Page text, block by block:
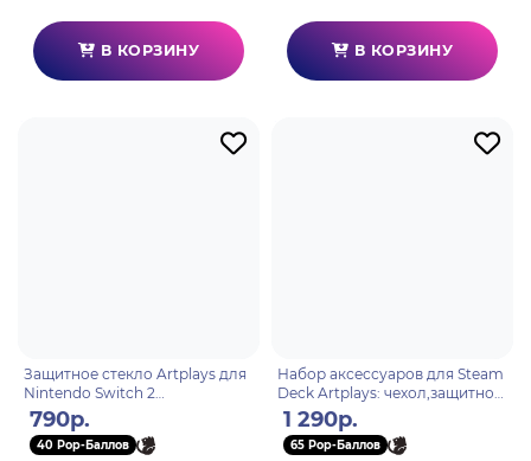
В КОРЗИНУ В КОРЗИНУ
Защитное стекло Artplays для
Nintendo Switch 2
(экоупаковка)
790р.
40 Pop-Баллов
Набор аксессуаров для Steam
Deck Artplays: чехол,защитное
стекло, силиконовые
накладки (экоупаковка)
1 290р.
65 Pop-Баллов